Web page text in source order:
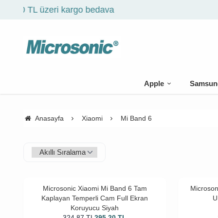
Apple
Anasayfa Xiaomi Mi Band 6
Microsonic Xiaomi Mi Band 6 Tam
Kaplayan Temperli Cam Full Ekran
Koruyucu Siyah